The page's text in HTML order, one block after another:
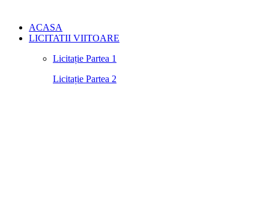
ACASA
LICITATII VIITOARE
Licitație Partea 1
Licitație Partea 2